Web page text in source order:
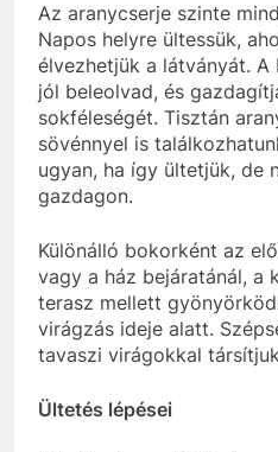
Az aranycserje szinte
Napos helyre ültessük,
élvezhetjük a látványát. A
jól beleolvad, és
sokféleségét. Tisztán
sövénnyel is
ugyan, ha így ültetjük, de
gazdagon.
Különálló bokorként az
vagy a ház bejáratánál, a
terasz mellett
virágzás ideje alatt.
tavaszi virágokkal
Ültetés lépései